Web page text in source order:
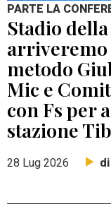
PARTE LA
Stadio della
arriveremo
metodo
Mic e
con Fs per
stazione
28 Lug 2026